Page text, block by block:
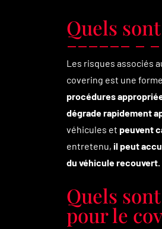
Quels
Les risques associés
covering est une
procédures
dégrade rapidement
véhicules et peuvent
entretenu, il peut
du véhicule recouvert.
Quels
pour le